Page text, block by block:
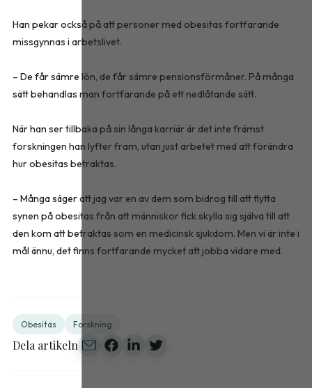
Han pekar också på att personer med obesitas fortfarande
missgynnas i arbetslivet.
– De får sämre lön, de får sämre pensionsförmåner. På många
sätt behandlas man fortfarande på ett nedlåtande sätt.
När han ser tillbaka på sin långa karriär är det inte främst
forskningen han lyfter fram, utan just arbetet med att förändra
hur obesitas betraktas.
– Många säger att jag var en av dem som bidrog till att flytta
synen på obesitas från att människor fick skylla sig själva till att
den kom att betraktas som en medicinsk sjukdom. Men vi är inte i
mål ännu, det finns fortfarande mycket att jobba vidare med.
Obesitas Forskning
Dela artikeln